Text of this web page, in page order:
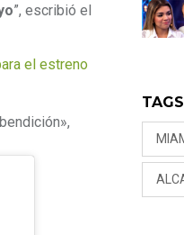
”, escribió el
el estreno
TAGS